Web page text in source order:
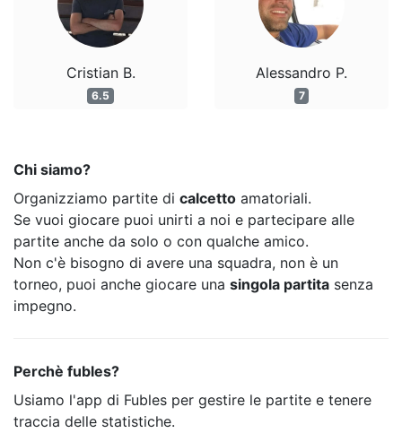
Cristian B.
6.5
Alessandro P.
7
Chi siamo?
Organizziamo partite di calcetto amatoriali.
Se vuoi giocare puoi unirti a noi e partecipare alle
partite anche da solo o con qualche amico.
Non c'è bisogno di avere una squadra, non è un
torneo, puoi anche giocare una singola partita senza
impegno.
Perchè fubles?
Usiamo l'app di Fubles per gestire le partite e tenere
traccia delle statistiche.